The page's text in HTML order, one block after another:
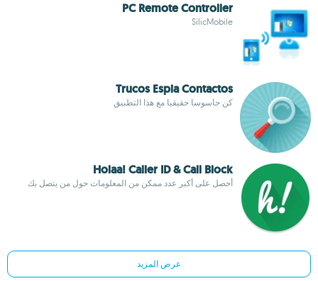
PC Remote Controller
SilicMobile
Trucos Espia Contactos
كن جاسوسا حقيقيا مع هذا التطبيق
Holaa! Caller ID & Call Block
أحصل على أكبر عدد ممكن من المعلومات حول من يتصل بك
عرض المزيد